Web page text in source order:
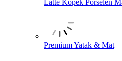
Latte Köpek Porselen
Premium Yatak & Mat